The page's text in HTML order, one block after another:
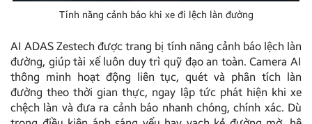
Tính năng cảnh báo khi xe đi lệch làn đường
AI ADAS Zestech được trang bị tính năng cảnh báo lệch làn
đường, giúp tài xế luôn duy trì quỹ đạo an toàn. Camera AI
thông minh hoạt động liên tục, quét và phân tích làn
đường theo thời gian thực, ngay lập tức phát hiện khi xe
chệch làn và đưa ra cảnh báo nhanh chóng, chính xác. Dù